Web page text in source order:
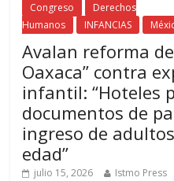
Congreso
Derechos
Humanos
INFANCIAS
Avalan reforma
Oaxaca” contra
infantil: “Hoteles
documentos de
ingreso de
edad”
julio 15, 2026 Istmo Press